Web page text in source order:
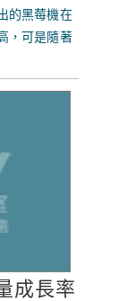
的黑莓機在
，可是隨著
成長率